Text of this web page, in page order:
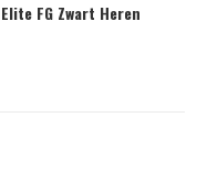
FG Zwart Heren